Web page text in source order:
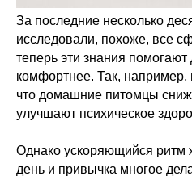
За последние несколько
исследовали, похоже, все
теперь эти знания
комфортнее. Так, например,
что домашние питомцы
улучшают психическое
Однако ускоряющийся ритм
день и привычка многое